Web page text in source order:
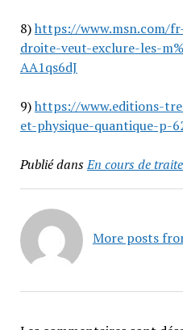
8)https://www.msn.com/
droite-veut-exclure-les-
AA1qs6dJ
9)https://www.editions-
et-physique-quantique-p-
Publié dansEn cours de
More posts